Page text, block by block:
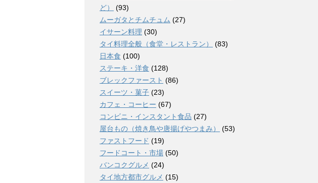
ど）
(93)
ムーガタとチムチュム (27)
イサーン料理 (30)
タイ料理全般（食堂・レストラン）
(83)
日本食 (100)
ステーキ・洋食 (128)
ブレックファースト (86)
スイーツ・菓子 (23)
カフェ・コーヒー (67)
コンビニ・インスタント食品 (27)
屋台もの（焼き鳥や唐揚げやつまみ）
(53)
ファストフード (19)
フードコート・市場 (50)
バンコクグルメ (24)
タイ地方都市グルメ (15)